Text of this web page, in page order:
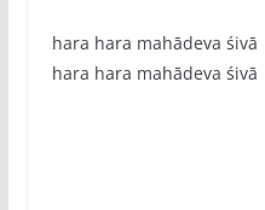
hara hara mahādeva śivā
hara hara mahādeva śivā